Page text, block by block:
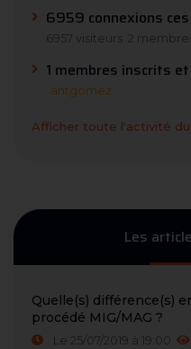
6959 connexions
6957 visiteurs 2 membres
1 membres inscrits
antgomez
Afficher toute l'activité
Les
Quelle(s) différence(s)
procédé MIG/MAG ?
Le 25/07/2019 à 19:00